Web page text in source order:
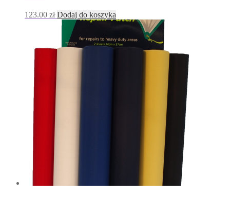
123.00 zł Dodaj do koszyka